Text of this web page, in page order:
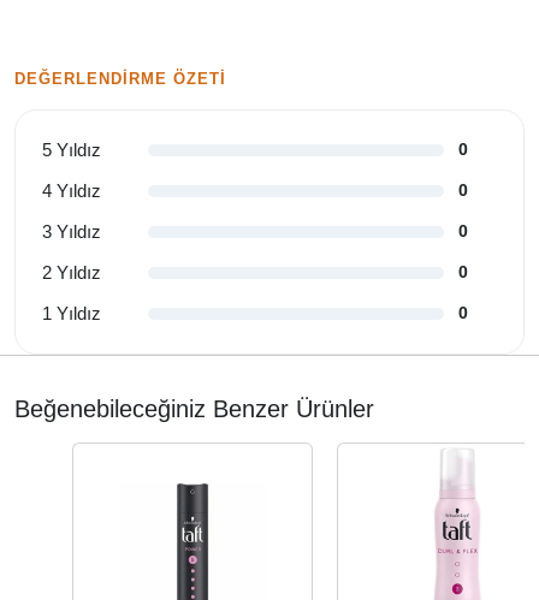
DEĞERLENDIRME ÖZETI
5 Yıldız 0
4 Yıldız 0
3 Yıldız 0
2 Yıldız 0
1 Yıldız 0
Beğenebileceğiniz Benzer Ürünler